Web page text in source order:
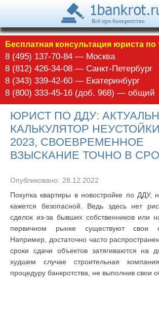
Бесплатная консультация юриста
8 (495) 137-70-84 — Москва
8 (812) 426-34-08 — Санкт-Петербург
8 (343) 339-42-60 — Екатеринбург
8 (800) 333-45-16 (доб. 968) — общий
ЮРИСТ ПО ДДУ:
КАЛЬКУЛЯТОР
2023, СВОЕВРЕМЕННОЕ
ВЗЫСКАНИЕ ТОЧНО В
Опубликовано: 28.12.2022
Покупка квартиры в новостройке по ДДУ,
кажется безопасной. Ведь здесь нет
сделок из-за бывших собственников или
первичном рынке существуют свои
Например, достаточно часто
сроки сдачи объектов затягиваются на
худшем случае строительная
процедуру банкротства, не выполнив свои